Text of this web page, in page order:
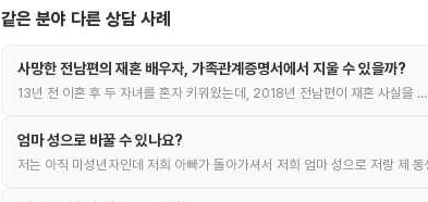
같은 분야 다른 상담 사례
사망한 전남편의 재혼 배우자, 가족관계증명서에서 지울 수 있을까?
13년 전 이혼 후 두 자녀를 혼자 키워왔는데, 2018년 전남편이 재혼 사실을 …
엄마 성으로 바꿀 수 있나요?
저는 아직 미성년자인데 저희 아빠가 돌아가셔서 저희 엄마 성으로 저랑 제